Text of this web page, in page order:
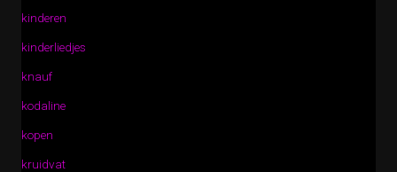
kinderen
kinderliedjes
knauf
kodaline
kopen
kruidvat